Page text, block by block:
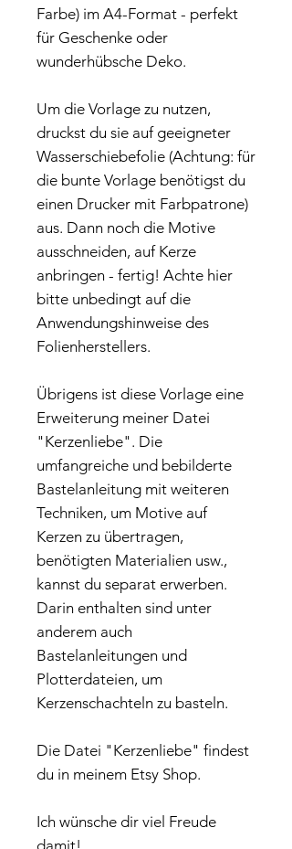
Farbe) im A4-Format - perfekt
für Geschenke oder
wunderhübsche Deko.
Um die Vorlage zu nutzen,
druckst du sie auf geeigneter
Wasserschiebefolie (Achtung: für
die bunte Vorlage benötigst du
einen Drucker mit Farbpatrone)
aus. Dann noch die Motive
ausschneiden, auf Kerze
anbringen - fertig! Achte hier
bitte unbedingt auf die
Anwendungshinweise des
Folienherstellers.
Übrigens ist diese Vorlage eine
Erweiterung meiner Datei
"Kerzenliebe". Die
umfangreiche und bebilderte
Bastelanleitung mit weiteren
Techniken, um Motive auf
Kerzen zu übertragen,
benötigten Materialien usw.,
kannst du separat erwerben.
Darin enthalten sind unter
anderem auch
Bastelanleitungen und
Plotterdateien, um
Kerzenschachteln zu basteln.
Die Datei "Kerzenliebe" findest
du in meinem Etsy Shop.
Ich wünsche dir viel Freude
damit!